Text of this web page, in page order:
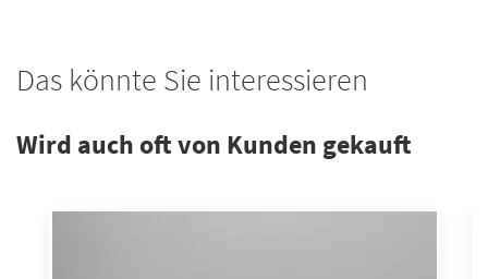
Das könnte Sie interessieren
Wird auch oft von Kunden gekauft